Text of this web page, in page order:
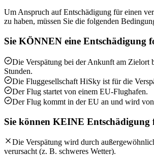
Um Anspruch auf Entschädigung für einen
zu haben, müssen Sie die folgenden
Sie KÖNNEN eine Entschädigung
Die Verspätung bei der Ankunft am Zielort
Stunden.
Die Fluggesellschaft HiSky ist für die
Der Flug startet von einem EU-Flughafen.
Der Flug kommt in der EU an und wird
Sie können KEINE Entschädigung
Die Verspätung wird durch
verursacht (z. B. schweres Wetter).